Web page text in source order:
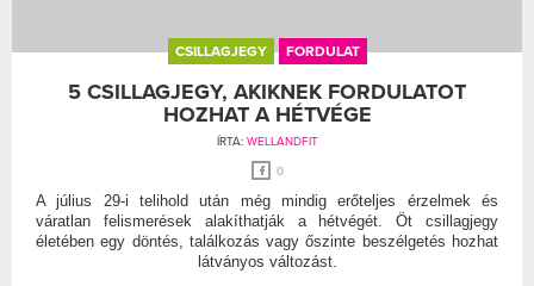
CSILLAGJEGY FORDULAT
5 CSILLAGJEGY, AKIKNEK FORDULATOT
HOZHAT A HÉTVÉGE
ÍRTA: WELLANDFIT
0
A július 29-i telihold után még mindig erőteljes érzelmek és
váratlan felismerések alakíthatják a hétvégét. Öt csillagjegy
életében egy döntés, találkozás vagy őszinte beszélgetés hozhat
látványos változást.